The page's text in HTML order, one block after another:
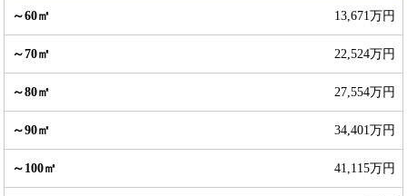
13,671万円
22,524万円
27,554万円
34,401万円
41,115万円